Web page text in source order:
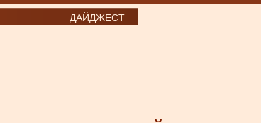
ДАЙДЖЕСТ